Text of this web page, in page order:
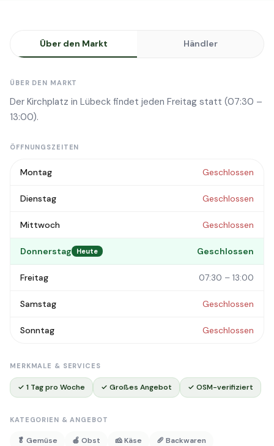
Über den Markt Händler
ÜBER DEN MARKT
Der Kirchplatz in Lübeck findet jeden Freitag statt (07:30 –
13:00).
ÖFFNUNGSZEITEN
Montag Geschlossen
Dienstag Geschlossen
Mittwoch Geschlossen
Donnerstag Heute Geschlossen
Freitag 07:30 – 13:00
Samstag Geschlossen
Sonntag Geschlossen
MERKMALE & SERVICES
✓ 1 Tag pro Woche ✓ Großes Angebot ✓ OSM-verifiziert
KATEGORIEN & ANGEBOT
🥬 Gemüse 🍎 Obst 🧀 Käse
🥖 Backwaren